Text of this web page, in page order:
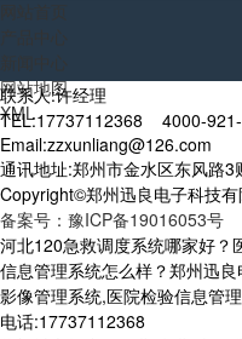
网站地图
XML
联系人:许经理
TEL:17737112368 4000-
Email:zzxunliang@126.com
通讯地址:郑州市金水区东风路3
Copyright©郑州迅良电子科技有
备案号：豫ICP备19016053号
河北120急救调度系统哪家好？
信息管理系统怎么样？郑州迅
影像管理系统,医院检验信息管
电话:17737112368